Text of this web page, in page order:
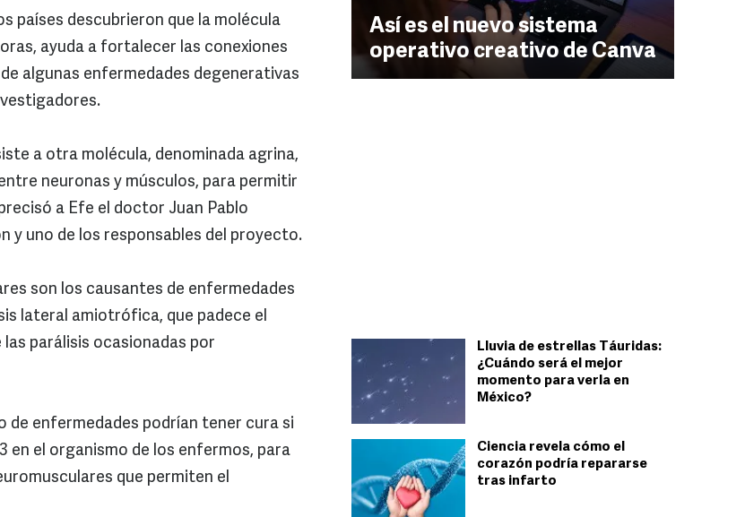
Así es el nuevo sistema
operativo creativo de Canva
Lluvia de estrellas Táuridas:
¿Cuándo será el mejor
momento para verla en
México?
Ciencia revela cómo el
corazón podría repararse
tras infarto
países descubrieron que la molécula
ayuda a fortalecer las conexiones
algunas enfermedades degenerativas
a otra molécula, denominada agrina,
neuronas y músculos, para permitir
a Efe el doctor Juan Pablo
y uno de los responsables del proyecto.
son los causantes de enfermedades
lateral amiotrófica, que padece el
parálisis ocasionadas por
enfermedades podrían tener cura si
en el organismo de los enfermos, para
que permiten el